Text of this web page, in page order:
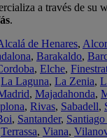
a través de su
.
de Henares,
, Barakaldo,
, Elche,
La Laguna, La Zenia,
, Majadahonda,
, Rivas, Sabadell,
, Santander,
Terrassa, Viana,